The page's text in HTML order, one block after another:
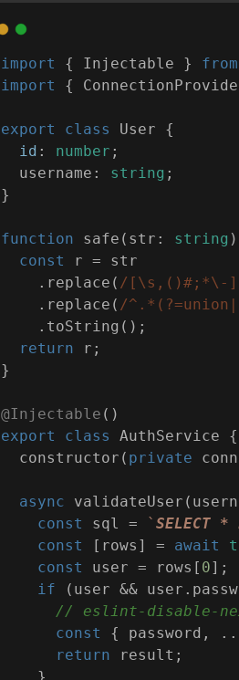
import { Injectable } from
import
{
export class User
{
id : number ;
  username:
string ;
}
function safe ( str: string
const
r = str
    .replace(
/[\s,()#;*\-
    .replace(
/
    .toString();
return r;
}
@Injectable ()
export
class AuthService
{
constructor ( private
async
const
sql = ` SELECT *
const
[rows] = await
const
user = rows[ 0];
if (user &&
// eslint-disable-
const
{ password,
return result;
    }